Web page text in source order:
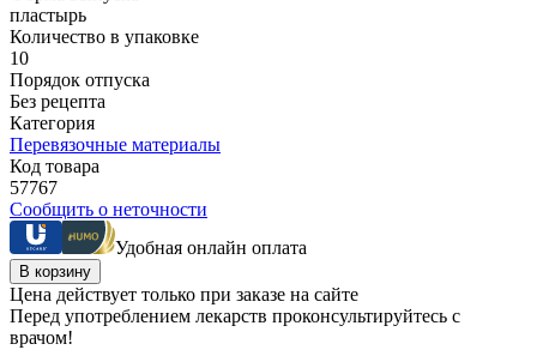
пластырь
Количество в упаковке
10
Порядок отпуска
Без рецепта
Категория
Перевязочные материалы
Код товара
57767
Сообщить о неточности
Удобная онлайн оплата
В корзину
Цена действует только при заказе на сайте
Перед употреблением лекарств проконсультируйтесь с
врачом!